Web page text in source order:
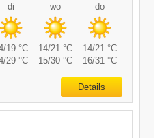
di wo do
19 °C 14/21 °C
14/21 °C
29 °C 15/30 °C 16/31 °C
Details